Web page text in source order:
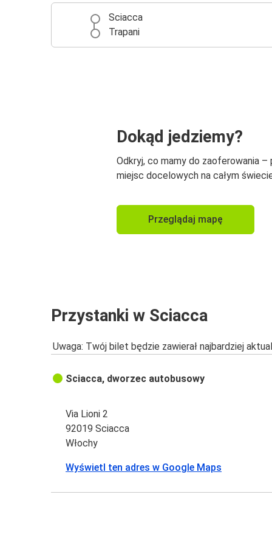
Sciacca
Trapani
Dokąd jedziemy?
Odkryj, co mamy do zaoferowania –
miejsc docelowych na całym
Przeglądaj mapę
Przystanki w Sciacca
Uwaga: Twój bilet będzie zawierał najbardziej
Sciacca, dworzec autobusowy
Via Lioni 2
92019 Sciacca
Włochy
Wyświetl ten adres w Google Maps